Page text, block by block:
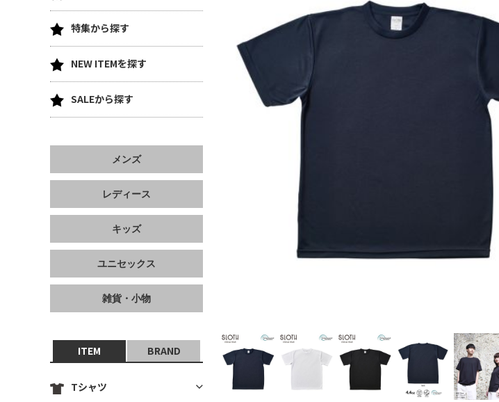
特集から探す
NEW ITEMを探す
SALEから探す
メンズ
レディース
キッズ
ユニセックス
雑貨・小物
ITEM BRAND
Tシャツ